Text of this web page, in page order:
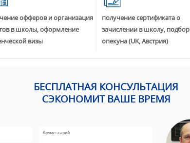
офферов и организация
в школы, оформление
визы
получение сертификата о
зачислении в школу, подбор
опекуна (UK, Австрия)
БЕСПЛАТНАЯ КОНСУЛЬТАЦИЯ
СЭКОНОМИТ ВАШЕ ВРЕМЯ